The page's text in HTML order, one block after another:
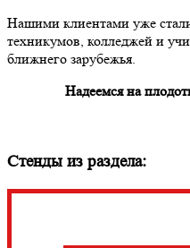
Нашими клиентами уже
техникумов, колледжей и
ближнего зарубежья.
Надеемся на
Стенды из раздела: